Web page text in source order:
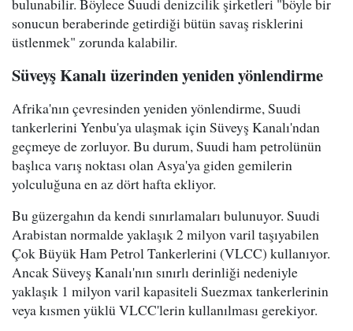
bulunabilir. Böylece Suudi denizcilik şirketleri "böyle bir
sonucun beraberinde getirdiği bütün savaş risklerini
üstlenmek" zorunda kalabilir.
Süveyş Kanalı üzerinden yeniden yönlendirme
Afrika'nın çevresinden yeniden yönlendirme, Suudi
tankerlerini Yenbu'ya ulaşmak için Süveyş Kanalı'ndan
geçmeye de zorluyor. Bu durum, Suudi ham petrolünün
başlıca varış noktası olan Asya'ya giden gemilerin
yolculuğuna en az dört hafta ekliyor.
Bu güzergahın da kendi sınırlamaları bulunuyor. Suudi
Arabistan normalde yaklaşık 2 milyon varil taşıyabilen
Çok Büyük Ham Petrol Tankerlerini (VLCC) kullanıyor.
Ancak Süveyş Kanalı'nın sınırlı derinliği nedeniyle
yaklaşık 1 milyon varil kapasiteli Suezmax tankerlerinin
veya kısmen yüklü VLCC'lerin kullanılması gerekiyor.